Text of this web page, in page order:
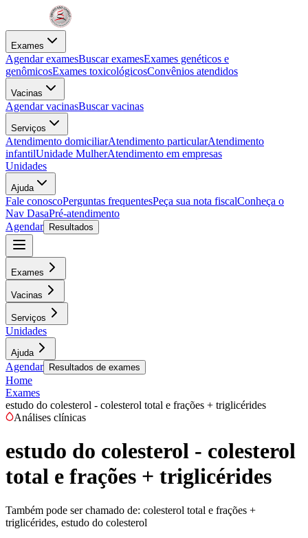
Exames
Agendar examesBuscar examesExames genéticos e
genômicosExames toxicológicosConvênios atendidos
Vacinas
Agendar vacinasBuscar vacinas
Serviços
Atendimento domiciliarAtendimento particularAtendimento
infantilUnidade MulherAtendimento em empresas
Unidades
Ajuda
Fale conoscoPerguntas frequentesPeça sua nota fiscalConheça o
Nav DasaPré-atendimento
Agendar
Resultados
Exames
Vacinas
Serviços
Unidades
Ajuda
Agendar Resultados de exames
Home
Exames
estudo do colesterol - colesterol total e frações + triglicérides
Análises clínicas
estudo do colesterol - colesterol
total e frações + triglicérides
Também pode ser chamado de: colesterol total e frações +
triglicérides, estudo do colesterol